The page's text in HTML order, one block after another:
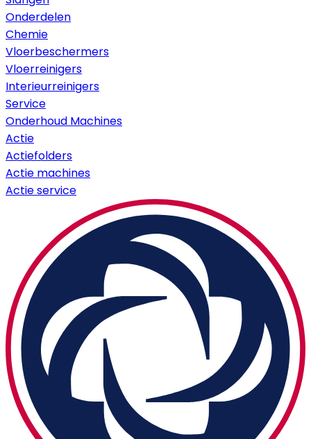
Onderdelen
Chemie
Vloerbeschermers
Vloerreinigers
Interieurreinigers
Service
Onderhoud Machines
Actie
Actiefolders
Actie machines
Actie service